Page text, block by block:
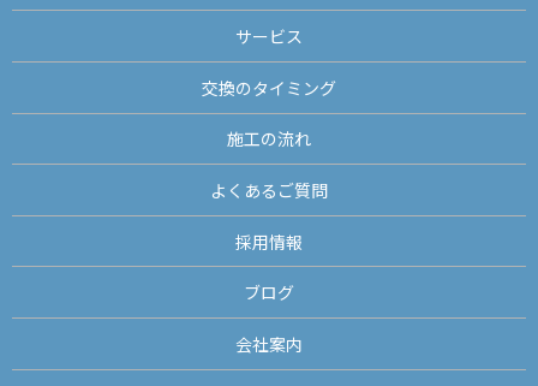
サービス
交換のタイミング
施工の流れ
よくあるご質問
採用情報
ブログ
会社案内